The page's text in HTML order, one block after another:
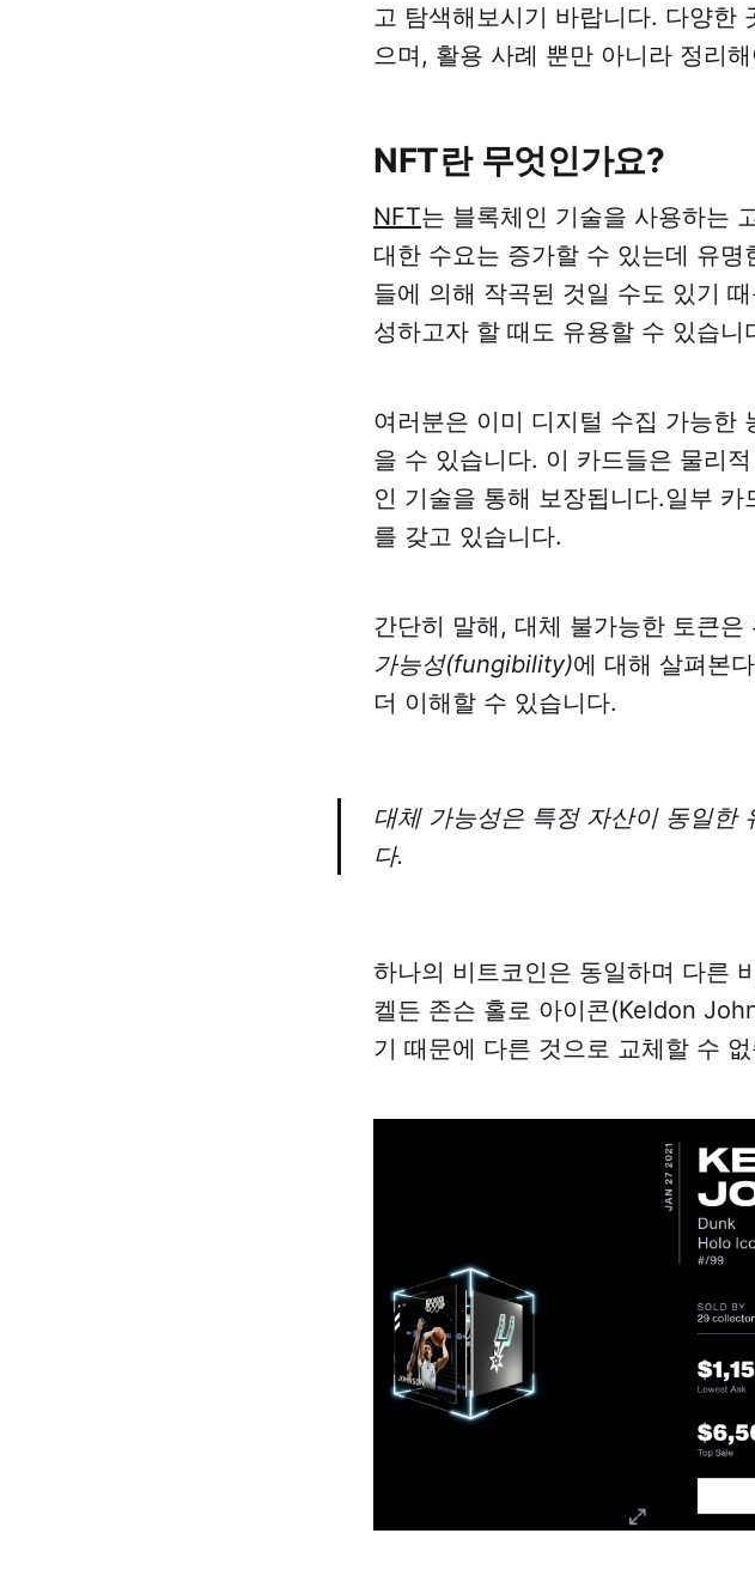
고 탐색해보시기 바랍니다. 다양한
으며, 활용 사례 뿐만 아니라 정리
NFT란 무엇인가요?
NFT는 블록체인 기술을 사용하는
대한 수요는 증가할 수 있는데 유
들에 의해 작곡된 것일 수도 있기
성하고자 할 때도 유용할 수 있습니
여러분은 이미 디지털 수집 가능한
을 수 있습니다. 이 카드들은 물리
인 기술을 통해 보장됩니다.일부
를 갖고 있습니다.
간단히 말해, 대체 불가능한 토큰
가능성(fungibility)에 대해 살펴본
더 이해할 수 있습니다.
대체 가능성은 특정 자산이 동일한
다.
하나의 비트코인은 동일하며 다른
켈든 존슨 홀로 아이콘(Keldon
기 때문에 다른 것으로 교체할 수